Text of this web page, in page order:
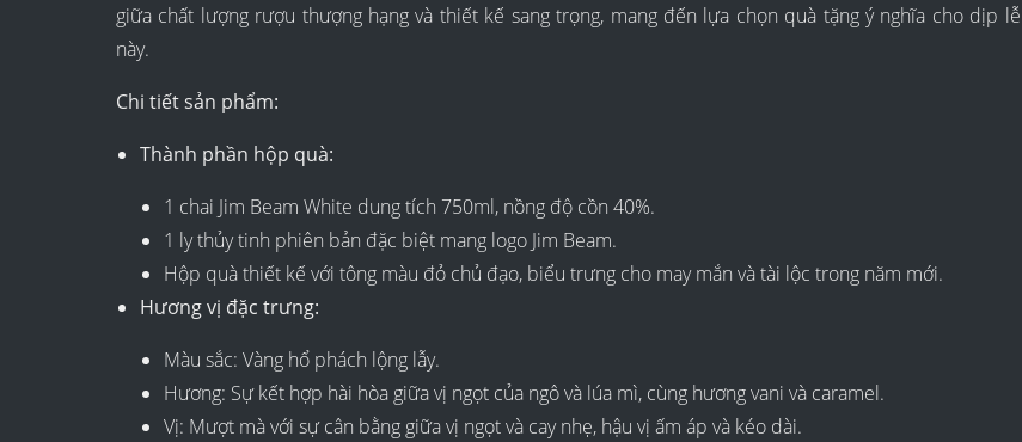
giữa chất lượng rượu thượng hạng và thiết kế sang trọng, mang đến lựa chọn quà tặng ý nghĩa cho dịp lễ
này.
Chi tiết sản phẩm:
Thành phần hộp quà:
1 chai Jim Beam White dung tích 750ml, nồng độ cồn 40%.
1 ly thủy tinh phiên bản đặc biệt mang logo Jim Beam.
Hộp quà thiết kế với tông màu đỏ chủ đạo, biểu trưng cho may mắn và tài lộc trong năm mới.
Hương vị đặc trưng:
Màu sắc: Vàng hổ phách lộng lẫy.
Hương: Sự kết hợp hài hòa giữa vị ngọt của ngô và lúa mì, cùng hương vani và caramel.
Vị: Mượt mà với sự cân bằng giữa vị ngọt và cay nhẹ, hậu vị ấm áp và kéo dài.